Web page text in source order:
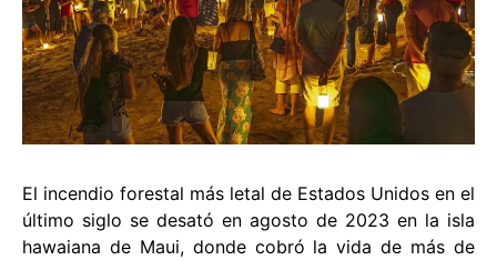
El incendio forestal más letal de Estados Unidos en el
último siglo se desató en agosto de 2023 en la isla
hawaiana de Maui, donde cobró la vida de más de